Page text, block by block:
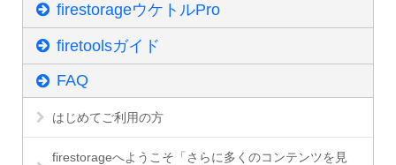
firestorageウケトルPro
firetoolsガイド
FAQ
はじめてご利用の方
firestorageへようこそ「さらに多くのコンテンツを見